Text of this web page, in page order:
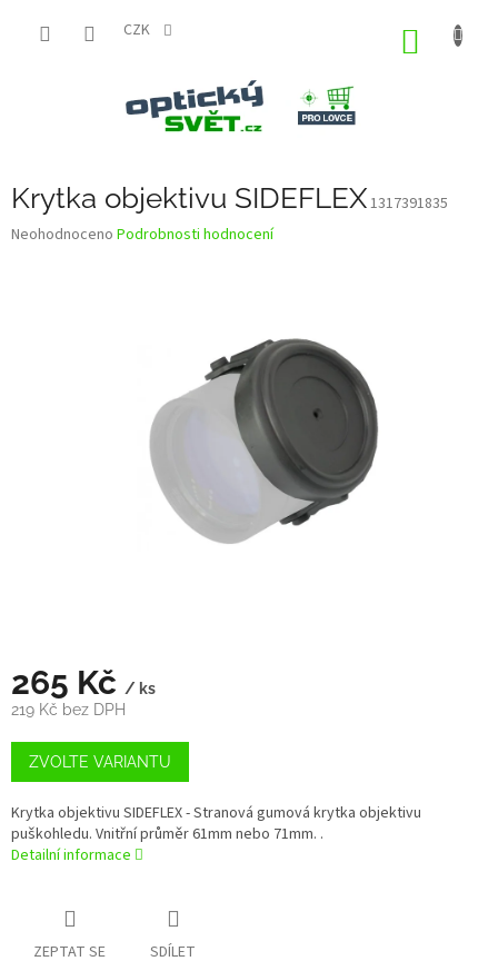
CZK
Krytka objektivu SIDEFLEX1317391835
Průměrné
Neohodnoceno Podrobnosti hodnocení
265 Kč / ks
219 Kč bez DPH
Měrná
cena:
ZVOLTE VARIANTU
Krytka objektivu SIDEFLEX - Stranová gumová krytka objektivu
puškohledu. Vnitřní průměr 61mm nebo 71mm. .
Detailní informace
ZEPTAT SE SDÍLET